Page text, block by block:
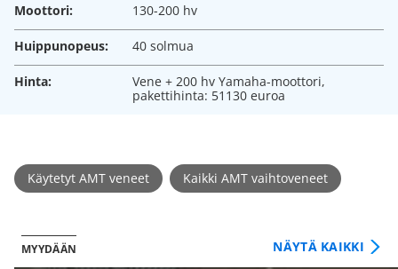
Moottori: 130-200 hv
Huippunopeus: 40 solmua
Hinta:
Vene + 200 hv Yamaha-moottori,
pakettihinta: 51130 euroa
Käytetyt AMT veneet Kaikki AMT vaihtoveneet
MYYDÄÄN NÄYTÄ KAIKKI